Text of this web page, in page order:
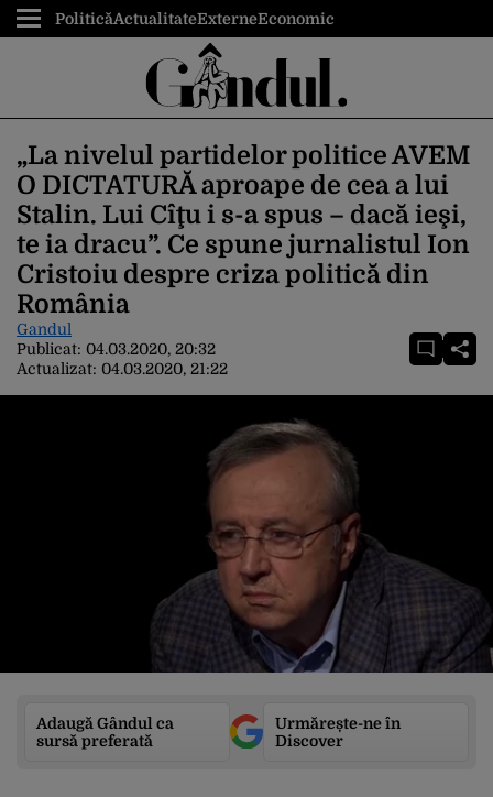
PoliticăActualitateExterneEconomic
„La nivelul partidelor politice AVEM
O DICTATURĂ aproape de cea a lui
Stalin. Lui Cîţu i s-a spus – dacă ieşi,
te ia dracu”. Ce spune jurnalistul Ion
Cristoiu despre criza politică din
România
Gandul
Publicat: 04.03.2020, 20:32
Actualizat: 04.03.2020, 21:22
Adaugă Gândul ca
sursă preferată
Urmărește-ne în
Discover